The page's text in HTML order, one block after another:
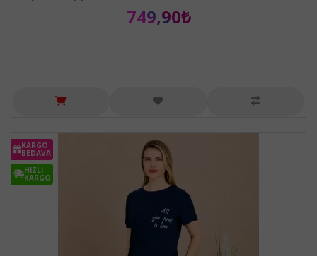
749,90₺
KARGO
BEDAVA
HIZLI
KARGO